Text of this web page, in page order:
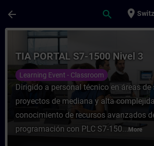
arrow_back search place
Course - TIA PORTAL S7-
TIA PORTAL S7-1500 Nivel 3
Learning Event - Classroom
Dirigido a personal técnico en áreas de
proyectos de mediana y alta
conocimiento de recursos avanzados
programación con PLC S7-150... More